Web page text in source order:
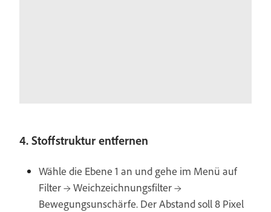
4. Stoffstruktur entfernen
Wähle die Ebene 1 an und gehe im Menü auf
Filter → Weichzeichnungsfilter →
Bewegungsunschärfe. Der Abstand soll 8 Pixel